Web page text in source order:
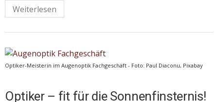
Weiterlesen
Optiker-Meisterin im Augenoptik Fachgeschäft - Foto: Paul Diaconu, Pixabay
Optiker – fit für die Sonnenfinsternis!